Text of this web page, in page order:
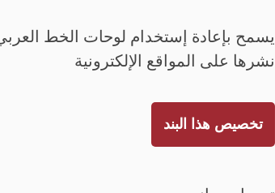
يسمح بإعادة إستخدام لوحات الخط
نشرها على المواقع الإلكترونية
تخصيص هذا البند